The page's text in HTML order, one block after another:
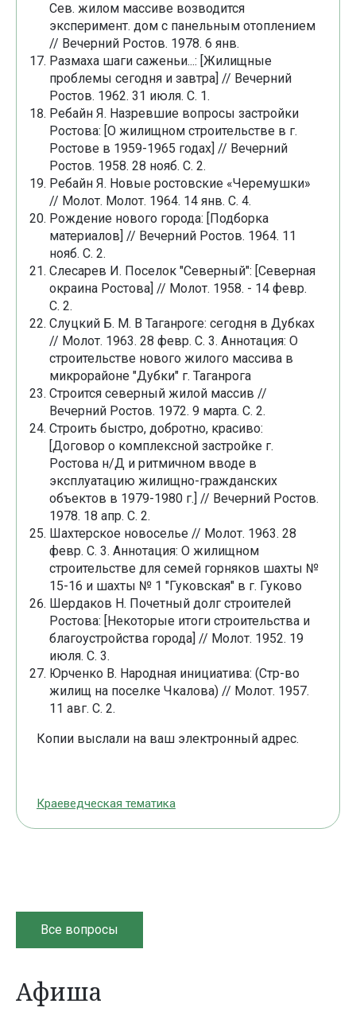
Сев. жилом массиве возводится
эксперимент. дом с панельным отоплением
// Вечерний Ростов. 1978. 6 янв.
Размаха шаги саженьи...: [Жилищные
проблемы сегодня и завтра] // Вечерний
Ростов. 1962. 31 июля. С. 1.
Ребайн Я. Назревшие вопросы застройки
Ростова: [О жилищном строительстве в г.
Ростове в 1959-1965 годах] // Вечерний
Ростов. 1958. 28 нояб. С. 2.
Ребайн Я. Новые ростовские «Черемушки»
// Молот. Молот. 1964. 14 янв. С. 4.
Рождение нового города: [Подборка
материалов] // Вечерний Ростов. 1964. 11
нояб. С. 2.
Слесарев И. Поселок "Северный": [Северная
окраина Ростова] // Молот. 1958. - 14 февр.
С. 2.
Слуцкий Б. М. В Таганроге: сегодня в Дубках
// Молот. 1963. 28 февр. С. 3. Аннотация: О
строительстве нового жилого массива в
микрорайоне "Дубки" г. Таганрога
Строится северный жилой массив //
Вечерний Ростов. 1972. 9 марта. С. 2.
Строить быстро, добротно, красиво:
[Договор о комплексной застройке г.
Ростова н/Д и ритмичном вводе в
эксплуатацию жилищно-гражданских
объектов в 1979-1980 г.] // Вечерний Ростов.
1978. 18 апр. С. 2.
Шахтерское новоселье // Молот. 1963. 28
февр. С. 3. Аннотация: О жилищном
строительстве для семей горняков шахты №
15-16 и шахты № 1 "Гуковская" в г. Гуково
Шердаков Н. Почетный долг строителей
Ростова: [Некоторые итоги строительства и
благоустройства города] // Молот. 1952. 19
июля. С. 3.
Юрченко В. Народная инициатива: (Стр-во
жилищ на поселке Чкалова) // Молот. 1957.
11 авг. С. 2.
Копии выслали на ваш электронный адрес.
Краеведческая тематика
Все вопросы
Афиша